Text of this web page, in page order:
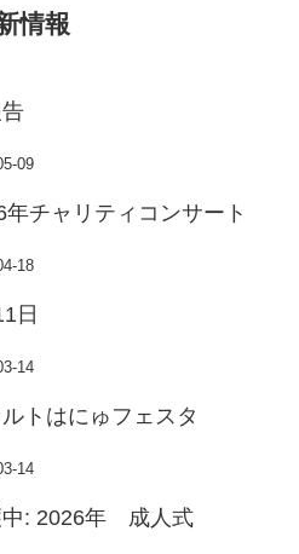
情報
09
年チャリティコンサート
18
日
14
トはにゅフェスタ
14
中: 2026年 成人式